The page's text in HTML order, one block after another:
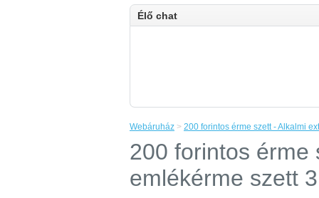
Élő chat
Webáruház > 200 forintos érme szett - Alkalmi
200 forintos érme
emlékérme szett